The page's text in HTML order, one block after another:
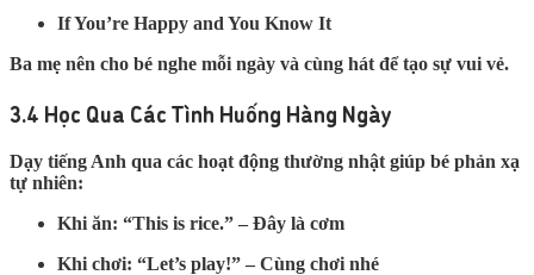
If You’re Happy and You Know It
Ba mẹ nên cho bé nghe mỗi ngày và cùng hát để tạo sự vui vẻ.
3.4 Học Qua Các Tình Huống Hàng Ngày
Dạy tiếng Anh qua các hoạt động thường nhật giúp bé phản xạ
tự nhiên:
Khi ăn: “This is rice.” – Đây là cơm
Khi chơi: “Let’s play!” – Cùng chơi nhé